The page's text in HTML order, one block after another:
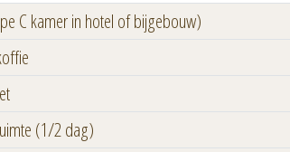
C kamer in hotel of bijgebouw)
(1/2 dag)